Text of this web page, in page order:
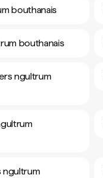
bouthanais
bouthanais
ngultrum
ngultrum